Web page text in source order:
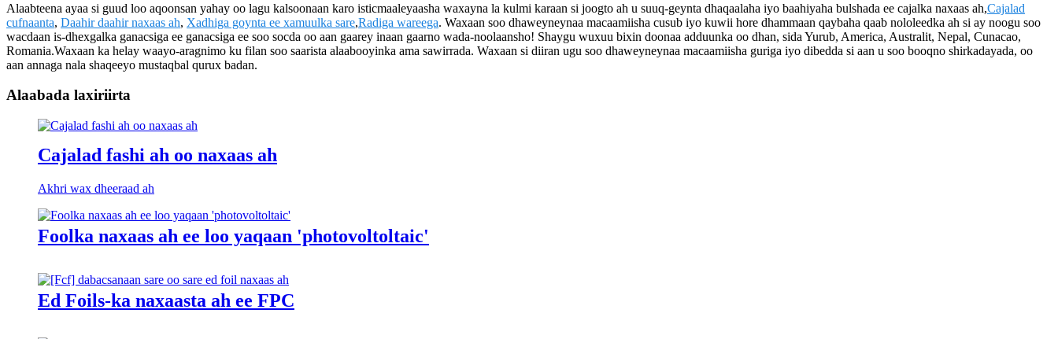
Alaabteena ayaa si guud loo aqoonsan yahay oo lagu kalsoonaan karo isticmaaleyaasha waxayna la kulmi karaan si joogto ah u suuq-geynta dhaqaalaha iyo baahiyaha bulshada ee cajalka naxaas ah,Cajalad
cufnaanta, Daahir daahir naxaas ah, Xadhiga goynta ee xamuulka sare,Radiga wareega. Waxaan soo dhaweyneynaa macaamiisha cusub iyo kuwii hore dhammaan qaybaha qaab nololeedka ah si ay noogu soo
wacdaan is-dhexgalka ganacsiga ee ganacsiga ee soo socda oo aan gaarey inaan gaarno wada-noolaansho! Shaygu wuxuu bixin doonaa adduunka oo dhan, sida Yurub, America, Australit, Nepal, Cunacao,
Romania.Waxaan ka helay waayo-aragnimo ku filan soo saarista alaabooyinka ama sawirrada. Waxaan si diiran ugu soo dhaweyneynaa macaamiisha guriga iyo dibedda si aan u soo booqno shirkadayada, oo
aan annaga nala shaqeeyo mustaqbal qurux badan.
Alaabada laxiriirta
Cajalad fashi ah oo naxaas ah
Akhri wax dheeraad ah
Foolka naxaas ah ee loo yaqaan 'photovoltoltaic'
Ed Foils-ka naxaasta ah ee FPC